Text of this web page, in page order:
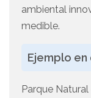
ambiental
medible.
Ejemplo
Parque